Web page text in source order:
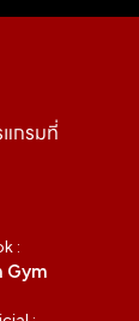
แกรมที่
:
Gym